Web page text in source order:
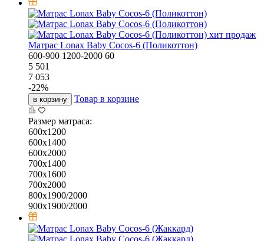
хит продаж
Матрас Lonax Baby Cocos-6 (Поликоттон)
600-900 1200-2000 60
5 501
7 053
-22%
в корзину Товар в корзине
Размер матраса:
600х1200
600х1400
600х2000
700х1400
700х1600
700х2000
800х1900/2000
900х1900/2000